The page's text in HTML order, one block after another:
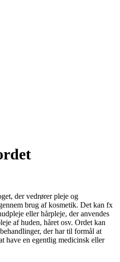
der vedrører pleje og
brug af kosmetik. Det kan fx
eller hårpleje, der anvendes
af huden, håret osv. Ordet kan
der har til formål at
have en egentlig medicinsk eller